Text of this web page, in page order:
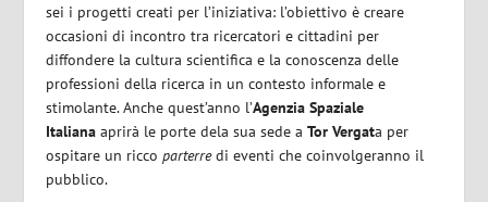
sei i progetti creati per l’iniziativa: l’obiettivo è creare
occasioni di incontro tra ricercatori e cittadini per
diffondere la cultura scientifica e la conoscenza delle
professioni della ricerca in un contesto informale e
stimolante. Anche quest’anno l’Agenzia Spaziale
Italiana aprirà le porte dela sua sede aTor Vergata per
ospitare un riccoparterredi eventi che coinvolgeranno il
pubblico.